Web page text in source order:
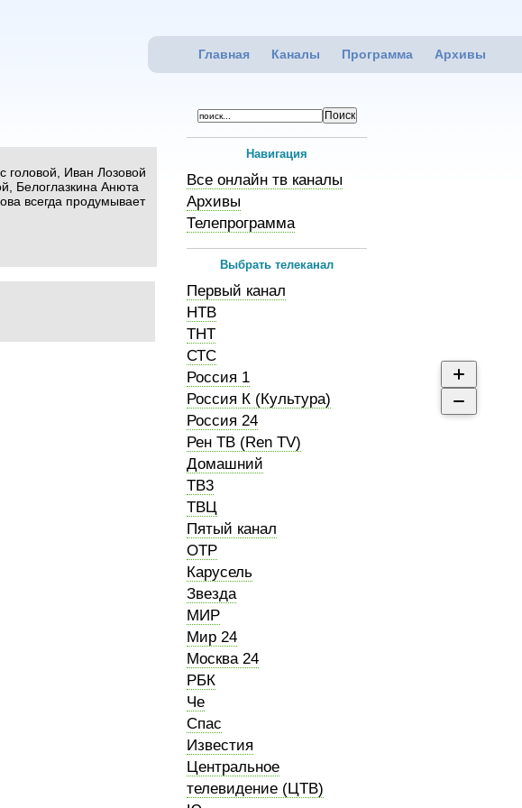
Главная Каналы Программа Архивы
головой, Иван Лозовой
Белоглазкина Анюта
всегда продумывает
Навигация
Все онлайн тв каналы
Архивы
Телепрограмма
Выбрать телеканал
Первый канал
НТВ
ТНТ
СТС
Россия 1
Россия К (Культура)
Россия 24
Рен ТВ (Ren TV)
Домашний
ТВ3
ТВЦ
Пятый канал
ОТР
Карусель
Звезда
МИР
Мир 24
Москва 24
РБК
Че
Спас
Известия
Центральное
телевидение (ЦТВ)